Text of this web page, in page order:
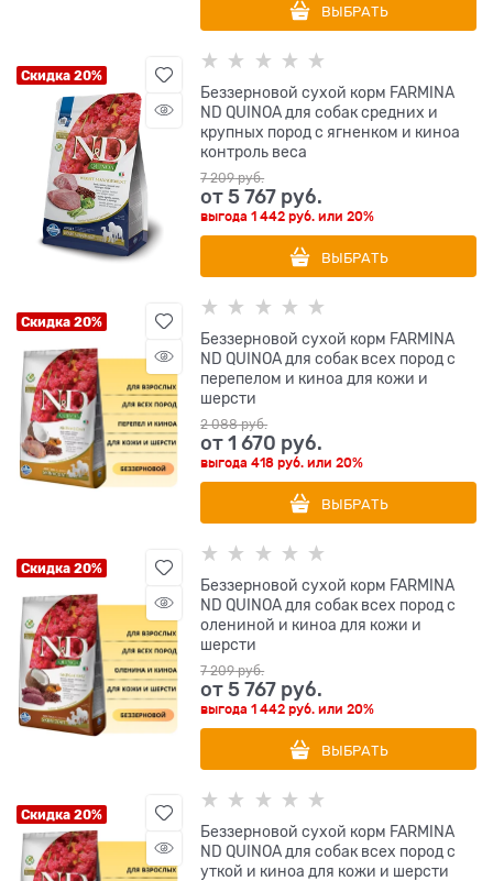
ВЫБРАТЬ
Скидка 20%
Беззерновой cухой корм FARMINA
ND QUINOA для собак средних и
крупных пород с ягненком и киноа
контроль веса
7 209 руб.
от5 767 руб.
выгода1 442 руб. или20%
ВЫБРАТЬ
Скидка 20%
Беззерновой cухой корм FARMINA
ND QUINOA для собак всех пород с
перепелом и киноа для кожи и
шерсти
2 088 руб.
от1 670 руб.
выгода418 руб. или20%
ВЫБРАТЬ
Скидка 20%
Беззерновой cухой корм FARMINA
ND QUINOA для собак всех пород с
олениной и киноа для кожи и
шерсти
7 209 руб.
от5 767 руб.
выгода1 442 руб. или20%
ВЫБРАТЬ
Скидка 20%
Беззерновой cухой корм FARMINA
ND QUINOA для собак всех пород с
уткой и киноа для кожи и шерсти